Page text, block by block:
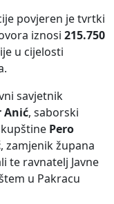
povjeren je tvrtki
iznosi 215.750
u cijelosti
savjetnik
Anić, saborski
Pero
, zamjenik župana
te ravnatelj Javne
u Pakracu